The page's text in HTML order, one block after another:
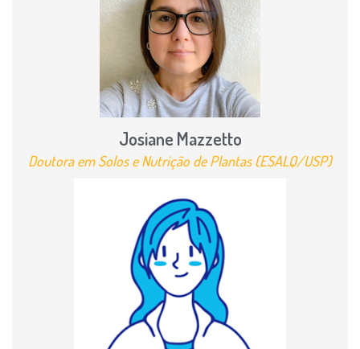
Josiane Mazzetto
Doutora em Solos e Nutrição de Plantas (ESALQ/USP)